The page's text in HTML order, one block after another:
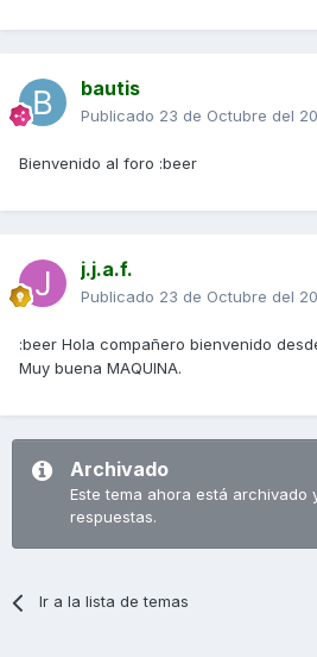
bautis
Publicado 23 de Octubre del
Bienvenido al foro :beer
j.j.a.f.
Publicado 23 de Octubre del
:beer Hola compañero bienvenido
Muy buena MAQUINA.
Archivado
Este tema ahora está archivado
respuestas.
Ir a la lista de temas